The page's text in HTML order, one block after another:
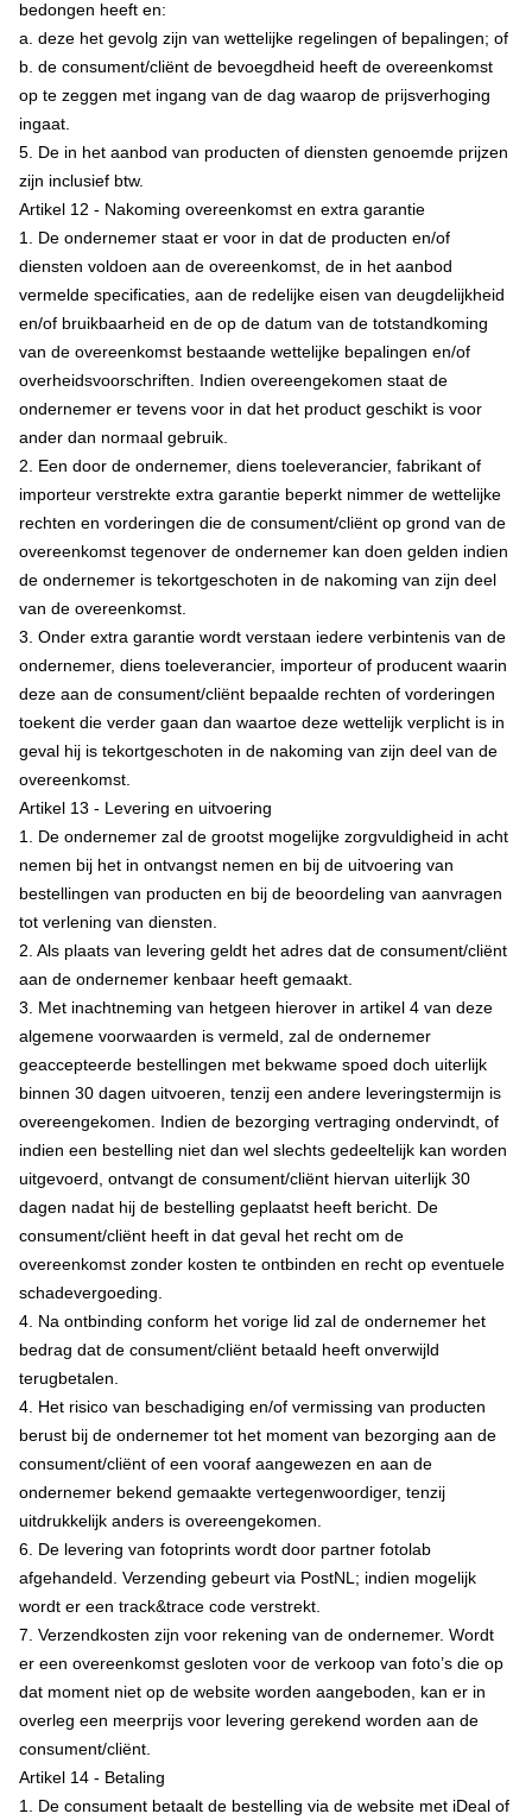
bedongen heeft en:
a. deze het gevolg zijn van wettelijke regelingen of bepalingen; of
b. de consument/cliënt de bevoegdheid heeft de overeenkomst
op te zeggen met ingang van de dag waarop de prijsverhoging
ingaat.
5. De in het aanbod van producten of diensten genoemde prijzen
zijn inclusief btw.
Artikel 12 - Nakoming overeenkomst en extra garantie
1. De ondernemer staat er voor in dat de producten en/of
diensten voldoen aan de overeenkomst, de in het aanbod
vermelde specificaties, aan de redelijke eisen van deugdelijkheid
en/of bruikbaarheid en de op de datum van de totstandkoming
van de overeenkomst bestaande wettelijke bepalingen en/of
overheidsvoorschriften. Indien overeengekomen staat de
ondernemer er tevens voor in dat het product geschikt is voor
ander dan normaal gebruik.
2. Een door de ondernemer, diens toeleverancier, fabrikant of
importeur verstrekte extra garantie beperkt nimmer de wettelijke
rechten en vorderingen die de consument/cliënt op grond van de
overeenkomst tegenover de ondernemer kan doen gelden indien
de ondernemer is tekortgeschoten in de nakoming van zijn deel
van de overeenkomst.
3. Onder extra garantie wordt verstaan iedere verbintenis van de
ondernemer, diens toeleverancier, importeur of producent waarin
deze aan de consument/cliënt bepaalde rechten of vorderingen
toekent die verder gaan dan waartoe deze wettelijk verplicht is in
geval hij is tekortgeschoten in de nakoming van zijn deel van de
overeenkomst.
Artikel 13 - Levering en uitvoering
1. De ondernemer zal de grootst mogelijke zorgvuldigheid in acht
nemen bij het in ontvangst nemen en bij de uitvoering van
bestellingen van producten en bij de beoordeling van aanvragen
tot verlening van diensten.
2. Als plaats van levering geldt het adres dat de consument/cliënt
aan de ondernemer kenbaar heeft gemaakt.
3. Met inachtneming van hetgeen hierover in artikel 4 van deze
algemene voorwaarden is vermeld, zal de ondernemer
geaccepteerde bestellingen met bekwame spoed doch uiterlijk
binnen 30 dagen uitvoeren, tenzij een andere leveringstermijn is
overeengekomen. Indien de bezorging vertraging ondervindt, of
indien een bestelling niet dan wel slechts gedeeltelijk kan worden
uitgevoerd, ontvangt de consument/cliënt hiervan uiterlijk 30
dagen nadat hij de bestelling geplaatst heeft bericht. De
consument/cliënt heeft in dat geval het recht om de
overeenkomst zonder kosten te ontbinden en recht op eventuele
schadevergoeding.
4. Na ontbinding conform het vorige lid zal de ondernemer het
bedrag dat de consument/cliënt betaald heeft onverwijld
terugbetalen.
4. Het risico van beschadiging en/of vermissing van producten
berust bij de ondernemer tot het moment van bezorging aan de
consument/cliënt of een vooraf aangewezen en aan de
ondernemer bekend gemaakte vertegenwoordiger, tenzij
uitdrukkelijk anders is overeengekomen.
6. De levering van fotoprints wordt door partner fotolab
afgehandeld. Verzending gebeurt via PostNL; indien mogelijk
wordt er een track&trace code verstrekt.
7. Verzendkosten zijn voor rekening van de ondernemer. Wordt
er een overeenkomst gesloten voor de verkoop van foto’s die op
dat moment niet op de website worden aangeboden, kan er in
overleg een meerprijs voor levering gerekend worden aan de
consument/cliënt.
Artikel 14 - Betaling
1. De consument betaalt de bestelling via de website met iDeal of